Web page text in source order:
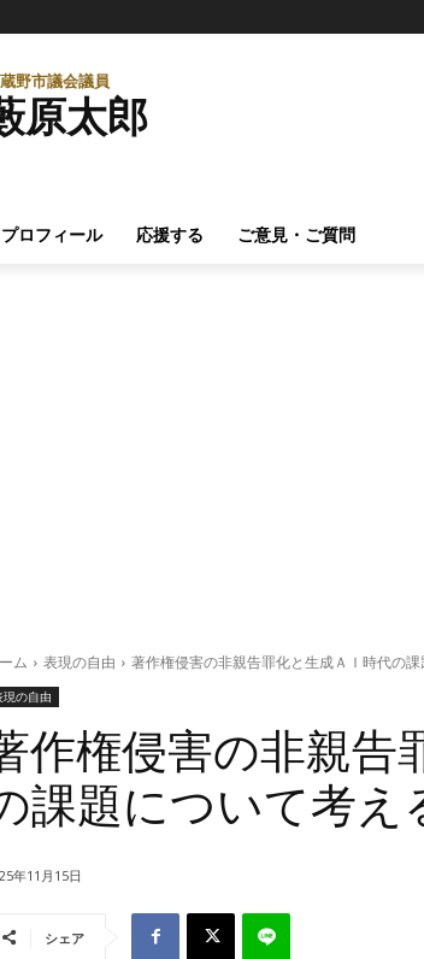
野市議会議員
原太郎
プロフィール 応援する ご意見・ご質問
ム 表現の自由 著作権侵害の非親告罪化と生成ＡＩ時代の
現の自由
作権侵害の非親告
課題について考え
年11月15日
シェア